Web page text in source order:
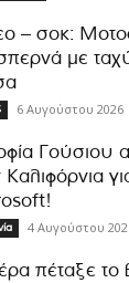
– σοκ:
με
6 Αυγούστου 2026
Γούσιου
Καλιφόρνια
4 Αυγούστου
πέταξε το